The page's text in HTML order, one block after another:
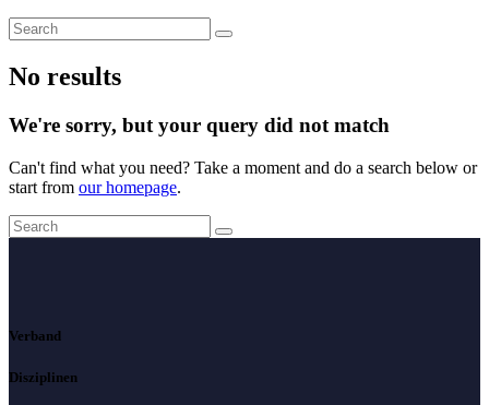
No results
We're sorry, but your query did not match
Can't find what you need? Take a moment and do a search below or
start from our homepage.
Verband
Disziplinen